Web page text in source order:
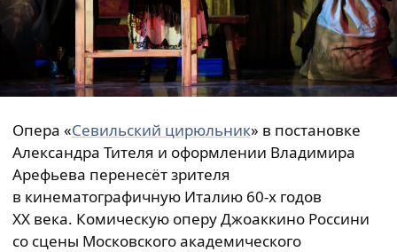
Опера «Севильский цирюльник» в постановке
Александра Тителя и оформлении Владимира
Арефьева перенесёт зрителя
в кинематографичную Италию 60-х годов
XX века. Комическую оперу Джоаккино Россини
со сцены Московского академического